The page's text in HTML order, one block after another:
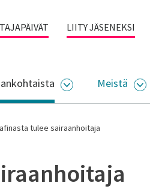
LIITY JÄSENEKSI
VALIKKOAVAA ALASIVUJEN
Meistä
tulee sairaanhoitaja